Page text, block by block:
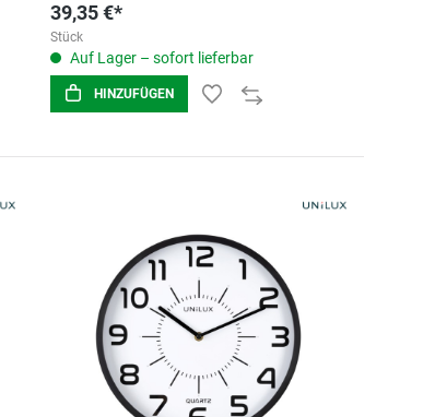
39,35 €*
Stück
Auf Lager – sofort lieferbar
HINZUFÜGEN